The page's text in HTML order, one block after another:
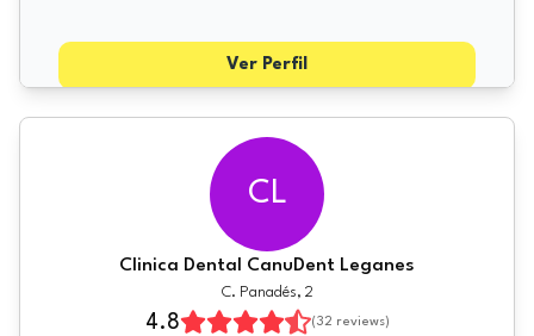
Ver Perfil
CL
Clinica Dental CanuDent Leganes
C. Panadés, 2
4.8 (32 reviews)